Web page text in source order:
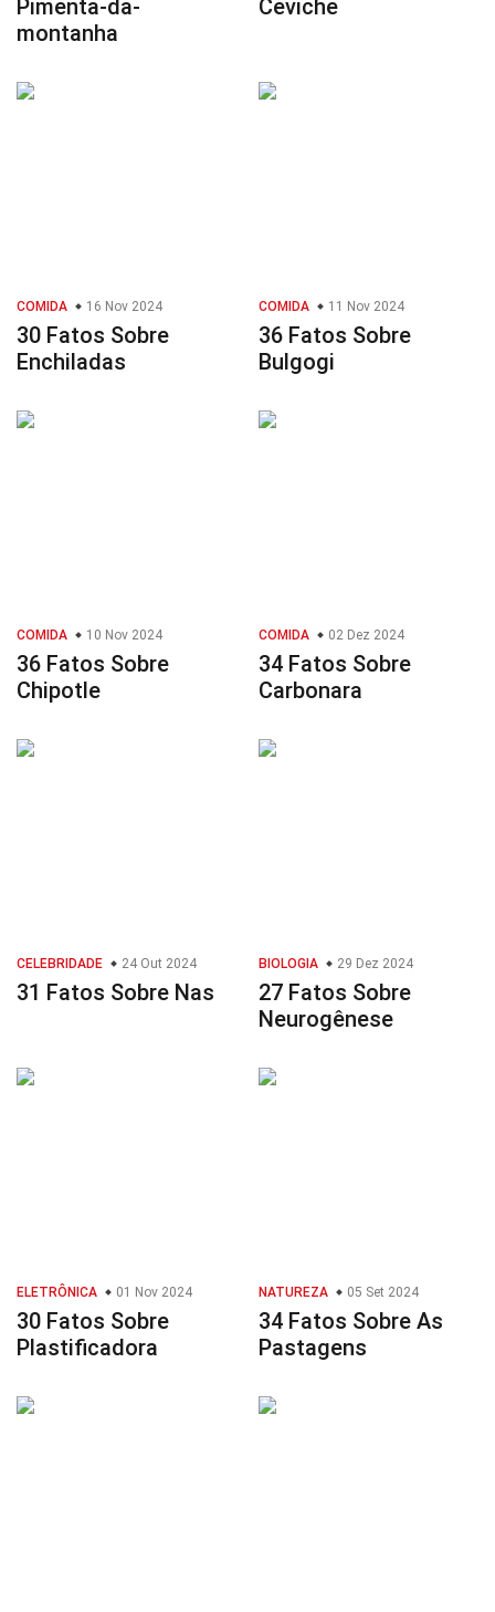
Pimenta-da-
montanha
Ceviche
COMIDA 16 Nov 2024
30 Fatos Sobre
Enchiladas
COMIDA 11 Nov 2024
36 Fatos Sobre
Bulgogi
COMIDA 10 Nov 2024
36 Fatos Sobre
Chipotle
COMIDA 02 Dez 2024
34 Fatos Sobre
Carbonara
CELEBRIDADE 24 Out 2024
31 Fatos Sobre Nas
BIOLOGIA 29 Dez 2024
27 Fatos Sobre
Neurogênese
ELETRÔNICA 01 Nov 2024
30 Fatos Sobre
Plastificadora
NATUREZA 05 Set 2024
34 Fatos Sobre As
Pastagens